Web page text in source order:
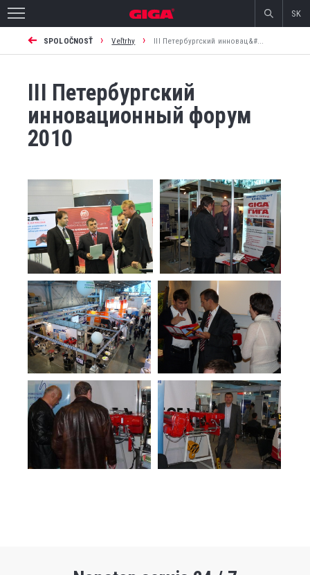
SK
SPOLOČNOSŤ › Veľtrhy › III Петербургский инновац&#...
III Петербургский
инновационный форум
2010